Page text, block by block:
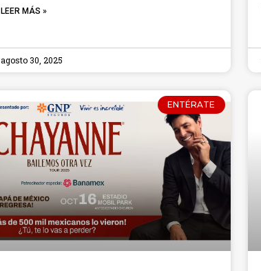
LEER MÁS »
agosto 30, 2025
ENTÉRATE